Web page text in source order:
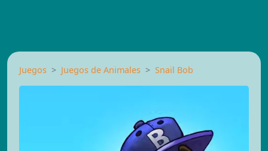
Juegos Juegos de Animales Snail Bob